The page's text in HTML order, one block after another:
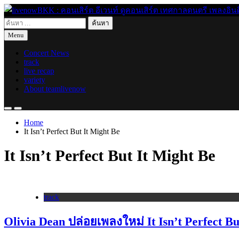
Skip
to
content
livenowBKK : คอนเสิร์ต อีเวนท์ ดูคอนเสิร์ต เทศกาลดนตรี เพลงอินดี้
live for today
ค้นหา
สำหรับ:
Menu
Concert News
track
live recap
variety
About teamlivenow
Home
It Isn’t Perfect But It Might Be
It Isn’t Perfect But It Might Be
track
Olivia Dean ปล่อยเพลงใหม่ It Isn’t Perfect